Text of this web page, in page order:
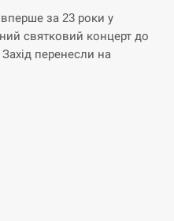
ПВО сократились
они…
води до…
за 23 роки у
святковий концерт до
перенесли на